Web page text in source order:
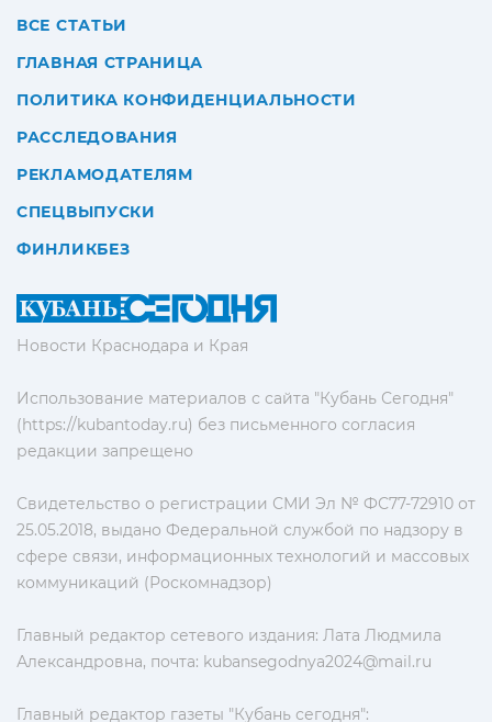
Новости Краснодара и Края
Использование материалов с сайта "Кубань Сегодня"
(https://kubantoday.ru) без письменного согласия
редакции запрещено
Свидетельство о регистрации СМИ Эл № ФС77-72910 от
25.05.2018, выдано Федеральной службой по надзору в
сфере связи, информационных технологий и массовых
коммуникаций (Роскомнадзор)
Главный редактор сетевого издания: Лата Людмила
Александровна, почта: kubansegodnya2024@mail.ru
Главный редактор газеты "Кубань сегодня":
ВСЕ СТАТЬИ
ГЛАВНАЯ СТРАНИЦА
ПОЛИТИКА КОНФИДЕНЦИАЛЬНОСТИ
РАССЛЕДОВАНИЯ
РЕКЛАМОДАТЕЛЯМ
СПЕЦВЫПУСКИ
ФИНЛИКБЕЗ